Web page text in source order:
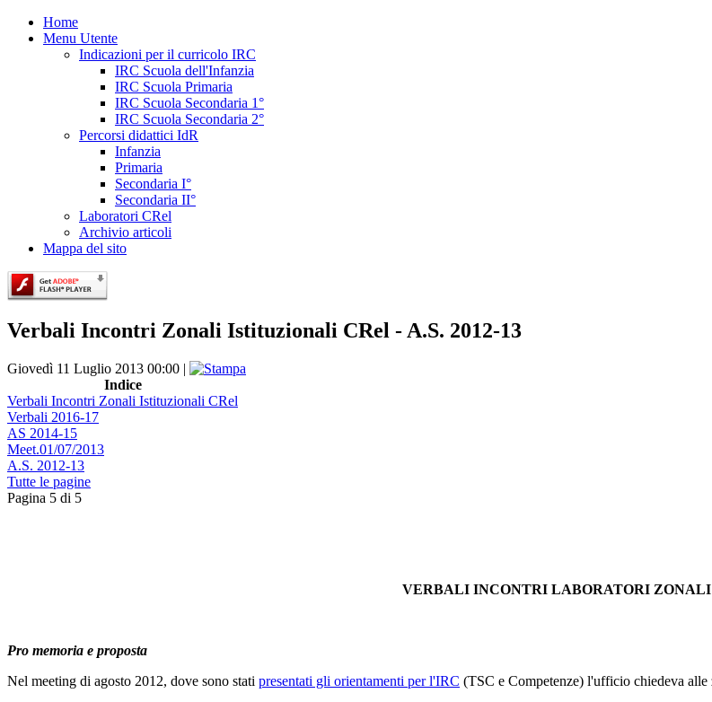
Home
Menu Utente
Indicazioni per il curricolo IRC
IRC Scuola dell'Infanzia
IRC Scuola Primaria
IRC Scuola Secondaria 1°
IRC Scuola Secondaria 2°
Percorsi didattici IdR
Infanzia
Primaria
Secondaria I°
Secondaria II°
Laboratori CRel
Archivio articoli
Mappa del sito
Verbali Incontri Zonali Istituzionali CRel - A.S. 2012-13
Giovedì 11 Luglio 2013 00:00 |
Indice
Verbali Incontri Zonali Istituzionali CRel
Verbali 2016-17
AS 2014-15
Meet.01/07/2013
A.S. 2012-13
Tutte le pagine
Pagina 5 di 5
VERBALI INCONTRI LABORATORI ZONALI
Pro memoria e proposta
Nel meeting di agosto 2012, dove sono stati presentati gli orientamenti per l'IRC (TSC e Competenze) l'ufficio chiedeva